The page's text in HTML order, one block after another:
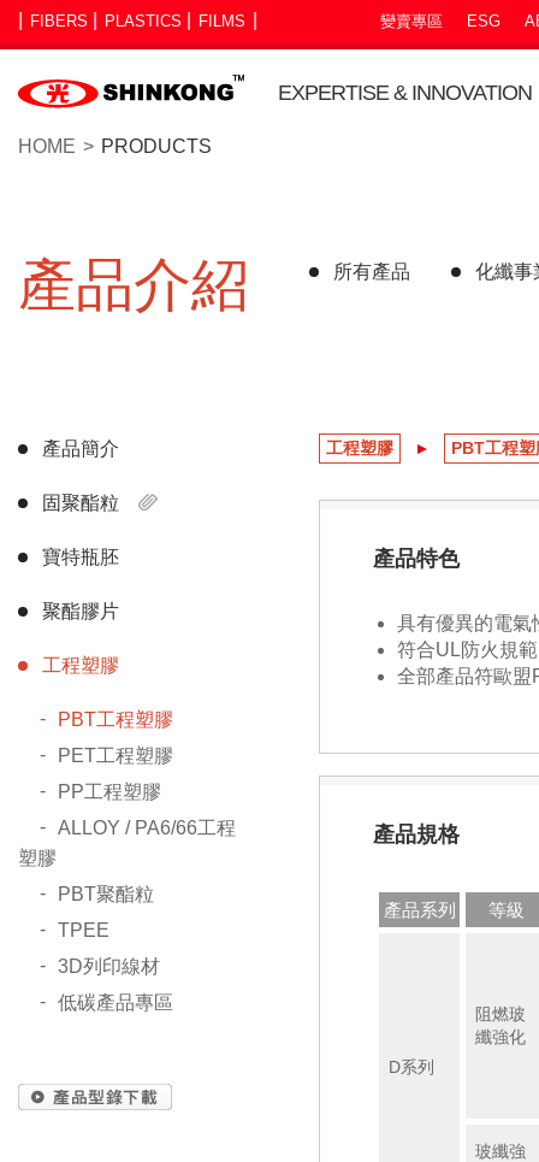
FIBERS PLASTICS FILMS 變賣專區 ESG
EXPERTISE & INNOVATION
HOME PRODUCTS
產品介紹 所有產品 化纖事
產品簡介
固聚酯粒
寶特瓶胚
聚酯膠片
工程塑膠
PBT工程塑膠
PET工程塑膠
PP工程塑膠
ALLOY / PA6/66工程
塑膠
PBT聚酯粒
TPEE
3D列印線材
低碳產品專區
工程塑膠 PBT工程塑
產品特色
具有優異的電氣
符合UL防火規
全部產品符歐盟
產品規格
產品系列 等級
D系列
阻燃玻
纖強化
玻纖強